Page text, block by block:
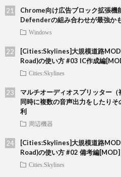
Chrome向け広告ブロック拡張
Defenderの組み合わせが最強か
Windows
[Cities:Skylines]大規模道路
Road)の使い方 #03 IC作成編
Cities:Skylines
マルチオーディオスプリッター
同時に複数の音声出力をしたり
利
周辺機器
[Cities:Skylines]大規模道路
Road)の使い方 #02 備考編[MOD]
Cities:Skylines